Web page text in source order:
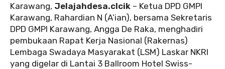
‎Karawang, Jelajahdesa.clcik – Ketua DPD GMPI
Karawang, Rahardian N (A’ian), bersama Sekretaris
DPD GMPI Karawang, Angga De Raka, menghadiri
pembukaan Rapat Kerja Nasional (Rakernas)
Lembaga Swadaya Masyarakat (LSM) Laskar NKRI
yang digelar di Lantai 3 Ballroom Hotel Swiss-